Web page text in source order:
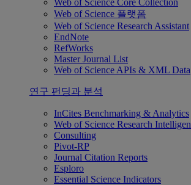
Web of Science Core Collection
Web of Science 플랫폼
Web of Science Research Assistant
EndNote
RefWorks
Master Journal List
Web of Science APIs & XML Data
연구 펀딩과 분석
InCites Benchmarking & Analytics
Web of Science Research
Consulting
Pivot-RP
Journal Citation Reports
Esploro
Essential Science Indicators